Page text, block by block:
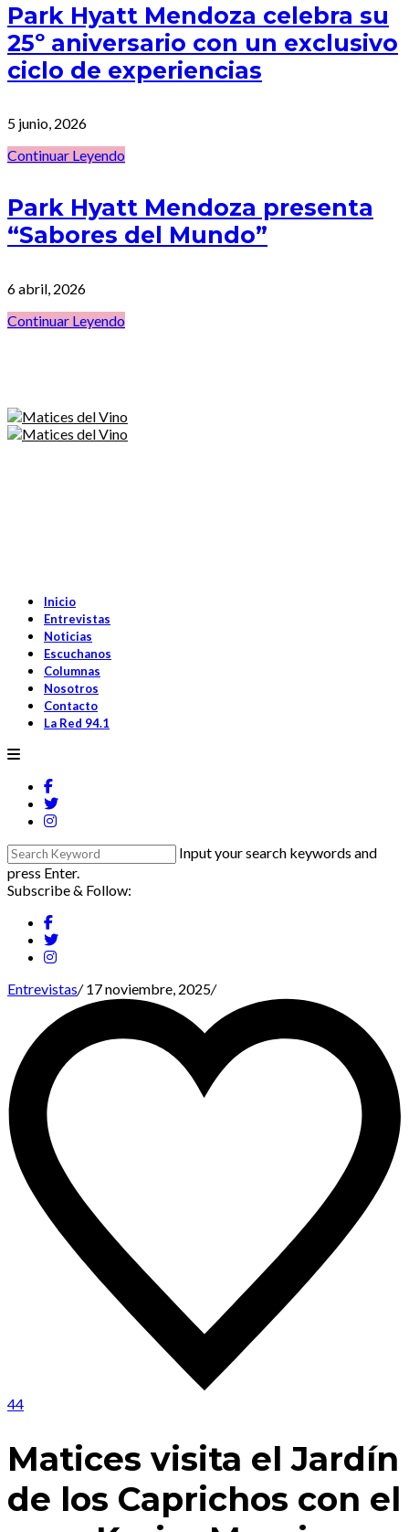
Park Hyatt Mendoza celebra su
25º aniversario con un exclusivo
ciclo de experiencias
5 junio, 2026
Continuar Leyendo
Park Hyatt Mendoza presenta
“Sabores del Mundo”
6 abril, 2026
Continuar Leyendo
Inicio
Entrevistas
Noticias
Escuchanos
Columnas
Nosotros
Contacto
La Red 94.1
Input your search keywords and
press Enter.
Subscribe & Follow:
Entrevistas/17 noviembre, 2025/
44
Matices visita el Jardín
de los Caprichos con el